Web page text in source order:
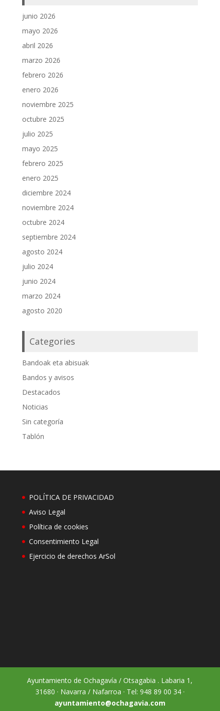
junio 2026
mayo 2026
abril 2026
marzo 2026
febrero 2026
enero 2026
noviembre 2025
octubre 2025
julio 2025
mayo 2025
febrero 2025
enero 2025
diciembre 2024
noviembre 2024
octubre 2024
septiembre 2024
agosto 2024
julio 2024
junio 2024
marzo 2024
agosto 2020
Categories
Bandoak eta abisuak
Bandos y avisos
Destacados
Noticias
Sin categoría
Tablón
POLÍTICA DE PRIVACIDAD
Aviso Legal
Política de cookies
Consentimiento Legal
Ejercicio de derechos ArSol
Ayuntamiento de Ochagavía / Otsagabia . Labaria 1,
31680 · Navarra / Nafarroa · Tel: 948 89 00 34 ·
ayuntamiento@ochagavia.com